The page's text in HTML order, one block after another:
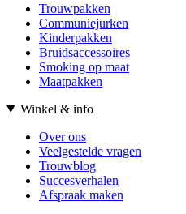
Trouwpakken
Communiejurken
Kinderpakken
Bruidsaccessoires
Smoking op maat
Maatpakken
Winkel & info
Over ons
Veelgestelde vragen
Trouwblog
Succesverhalen
Afspraak maken